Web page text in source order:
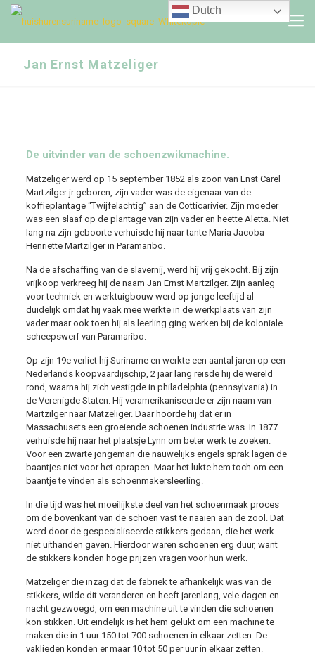
Jan Ernst Matzeliger
De uitvinder van de schoenzwikmachine.
Matzeliger werd op 15 september 1852 als zoon van Enst Carel
Martzilger jr geboren, zijn vader was de eigenaar van de
koffieplantage “Twijfelachtig” aan de Cotticarivier. Zijn moeder
was een slaaf op de plantage van zijn vader en heette Aletta. Niet
lang na zijn geboorte verhuisde hij naar tante Maria Jacoba
Henriette Martzilger in Paramaribo.
Na de afschaffing van de slavernij, werd hij vrij gekocht. Bij zijn
vrijkoop verkreeg hij de naam Jan Ernst Martzilger. Zijn aanleg
voor techniek en werktuigbouw werd op jonge leeftijd al
duidelijk omdat hij vaak mee werkte in de werkplaats van zijn
vader maar ook toen hij als leerling ging werken bij de koloniale
scheepswerf van Paramaribo.
Op zijn 19e verliet hij Suriname en werkte een aantal jaren op een
Nederlands koopvaardijschip, 2 jaar lang reisde hij de wereld
rond, waarna hij zich vestigde in philadelphia (pennsylvania) in
de Verenigde Staten. Hij veramerikaniseerde er zijn naam van
Martzilger naar Matzeliger. Daar hoorde hij dat er in
Massachusets een groeiende schoenen industrie was. In 1877
verhuisde hij naar het plaatsje Lynn om beter werk te zoeken.
Voor een zwarte jongeman die nauwelijks engels sprak lagen de
baantjes niet voor het oprapen. Maar het lukte hem toch om een
baantje te vinden als schoenmakersleerling.
In die tijd was het moeilijkste deel van het schoenmaak proces
om de bovenkant van de schoen vast te naaien aan de zool. Dat
werd door de gespecialiseerde stikkers gedaan, die het werk
niet uithanden gaven. Hierdoor waren schoenen erg duur, want
de stikkers konden hoge prijzen vragen voor hun werk.
Matzeliger die inzag dat de fabriek te afhankelijk was van de
stikkers, wilde dit veranderen en heeft jarenlang, vele dagen en
nacht gezwoegd, om een machine uit te vinden die schoenen
kon stikken. Uit eindelijk is het hem gelukt om een machine te
maken die in 1 uur 150 tot 700 schoenen in elkaar zetten. De
vaklieden konden er maar 10 tot 50 per uur in elkaar zetten.
Dutch